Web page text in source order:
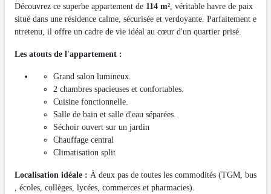
Découvrez ce superbe appartement de 114 m², véritable havre de paix
situé dans une résidence calme, sécurisée et verdoyante. Parfaitement e
ntretenu, il offre un cadre de vie idéal au cœur d'un quartier prisé.
Les atouts de l'appartement :
Grand salon lumineux.
2 chambres spacieuses et confortables.
Cuisine fonctionnelle.
Salle de bain et salle d'eau séparées.
Séchoir ouvert sur un jardin
Chauffage central
Climatisation split
Localisation idéale : À deux pas de toutes les commodités (TGM, bus
, écoles, collèges, lycées, commerces et pharmacies).